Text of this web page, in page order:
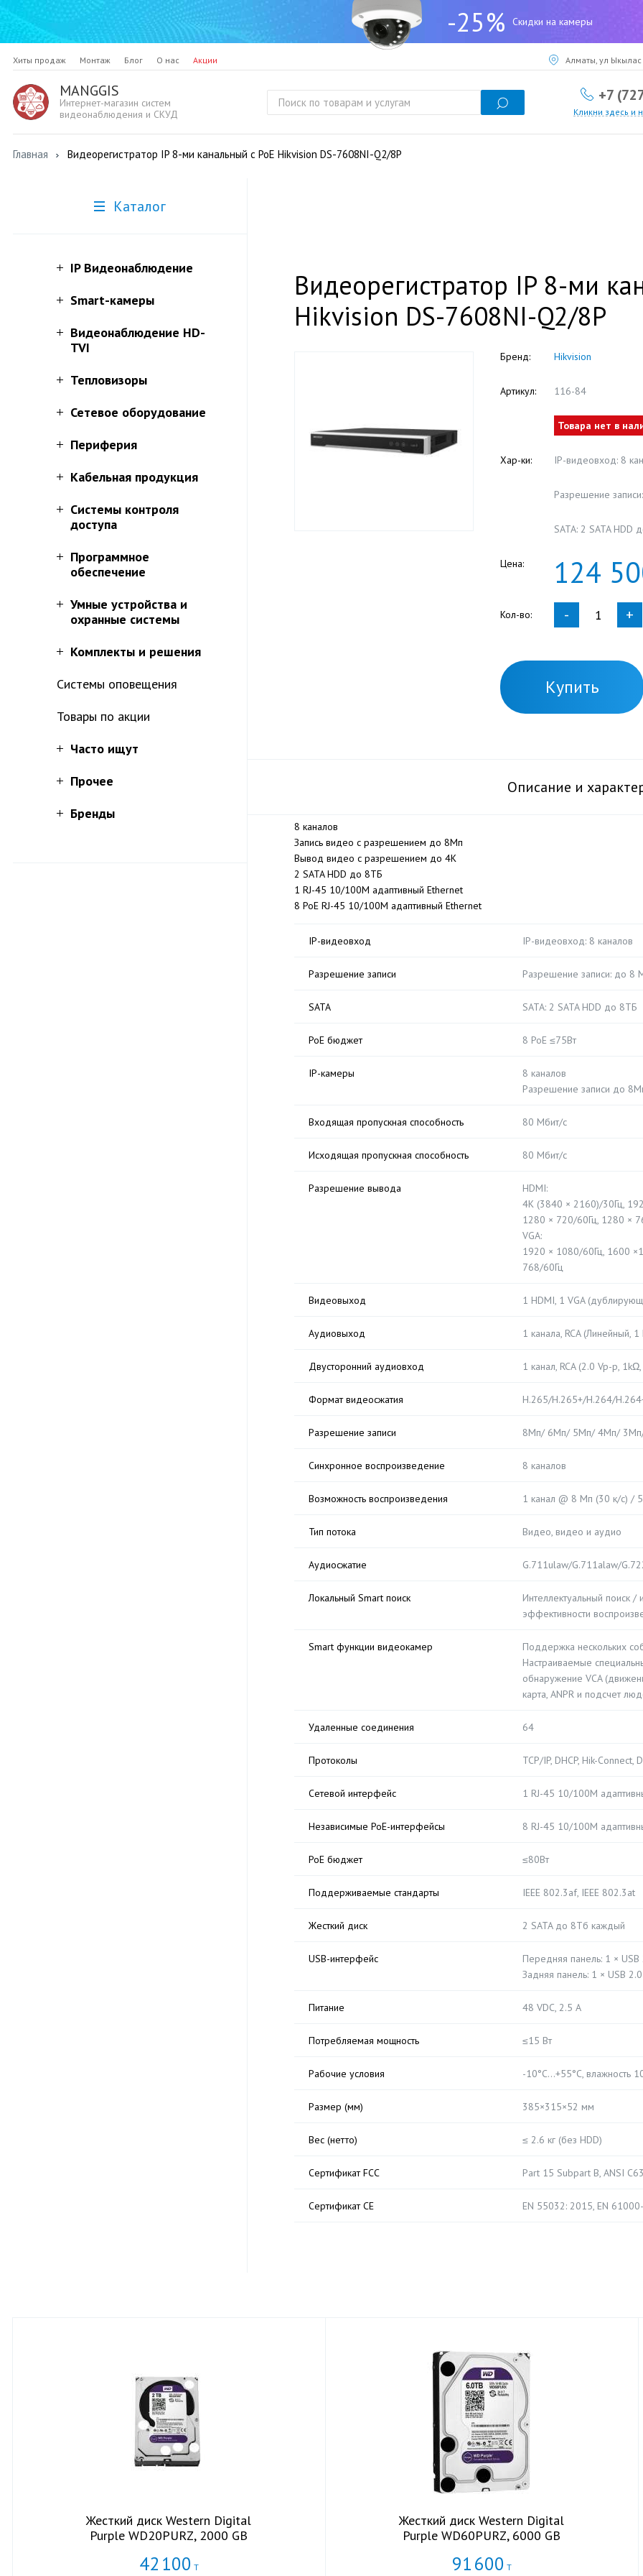
-25% Скидки на камеры
Хиты продаж Монтаж Блог О нас Акции Алматы, ул Ыкылас
MANGGIS
Интернет-магазин систем
видеонаблюдения и СКУД
+7
Кликни здесь и
Главная Видеорегистратор IP 8-ми канальный с PoE Hikvision DS-7608NI-Q2/8P
Каталог
IP Видеонаблюдение
Smart-камеры
Видеонаблюдение HD-
TVI
Тепловизоры
Сетевое оборудование
Периферия
Кабельная продукция
Системы контроля
доступа
Программное
обеспечение
Умные устройства и
охранные системы
Комплекты и решения
Системы оповещения
Товары по акции
Часто ищут
Прочее
Бренды
Видеорегистратор IP 8-ми
Hikvision DS-7608NI-Q2/8P
Бренд: Hikvision
Артикул: 116-84
Товара нет в
Хар-ки: IP-видеовход: 8
Разрешение
SATA: 2 SATA HDD
Цена: 124
Кол-во: - +
Купить
Описание и
8 каналов
Запись видео с разрешением до 8Мп
Вывод видео с разрешением до 4К
2 SATA HDD до 8ТБ
1 RJ-45 10/100M адаптивный Ethernet
8 PoE RJ-45 10/100M адаптивный Ethernet
IP-видеовход IP-видеовход: 8 каналов
Разрешение записи Разрешение записи: до 8
SATA SATA: 2 SATA HDD до 8ТБ
PoE бюджет 8 PoE ≤75Вт
IP-камеры
8 каналов
Разрешение записи до
Входящая пропускная способность 80 Мбит/с
Исходящая пропускная способность 80 Мбит/с
Разрешение вывода
HDMI:
4K (3840 × 2160)/30Гц,
1280 × 720/60Гц, 1280 ×
VGA:
1920 × 1080/60Гц, 1600
768/60Гц
Видеовыход 1 HDMI, 1 VGA
Аудиовыход 1 канала, RCA (Линейный,
Двусторонний аудиовход 1 канал, RCA (2.0 Vp-p,
Формат видеосжатия H.265/H.265+/H.264/
Разрешение записи 8Мп/ 6Мп/ 5Мп/ 4Мп/ 3Мп/
Синхронное воспроизведение 8 каналов
Возможность воспроизведения 1 канал @ 8 Мп (30 к/с) /
Тип потока Видео, видео и аудио
Аудиосжатие G.711ulaw/G.711alaw/
Локальный Smart поиск
Интеллектуальный поиск
эффективности
Smart функции видеокамер
Поддержка нескольких
Настраиваемые
обнаружение VCA
карта, ANPR и подсчет
Удаленные соединения 64
Протоколы TCP/IP, DHCP, Hik-Connect,
Сетевой интерфейс 1 RJ-45 10/100M
Независимые PoE-интерфейсы 8 RJ-45 10/100M
PoE бюджет ≤80Вт
Поддерживаемые стандарты IEEE 802.3af, IEEE 802.3at
Жесткий диск 2 SATA до 8Тб каждый
USB-интерфейс
Передняя панель: 1 × USB
Задняя панель: 1 × USB 2.0
Питание 48 VDC, 2.5 A
Потребляемая мощность ≤15 Вт
Рабочие условия -10°C...+55°C, влажность
Размер (мм) 385×315×52 мм
Вес (нетто) ≤ 2.6 кг (без HDD)
Сертификат FCC Part 15 Subpart B, ANSI
Сертификат CE EN 55032: 2015, EN
Жесткий диск Western Digital
Purple WD20PURZ, 2000 GB
42 100 Т
Жесткий диск Western Digital
Purple WD60PURZ, 6000 GB
91600 Т